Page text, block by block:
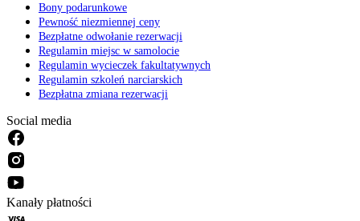
Bony podarunkowe
Pewność niezmiennej ceny
Bezpłatne odwołanie rezerwacji
Regulamin miejsc w samolocie
Regulamin wycieczek fakultatywnych
Regulamin szkoleń narciarskich
Bezpłatna zmiana rezerwacji
Social media
Kanały płatności